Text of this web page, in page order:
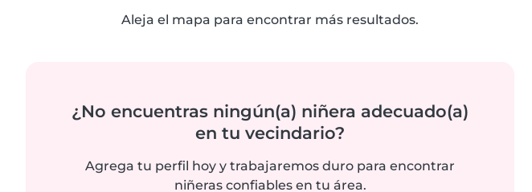
Aleja el mapa para encontrar más resultados.
¿No encuentras ningún(a) niñera adecuado(a)
en tu vecindario?
Agrega tu perfil hoy y trabajaremos duro para encontrar
niñeras confiables en tu área.